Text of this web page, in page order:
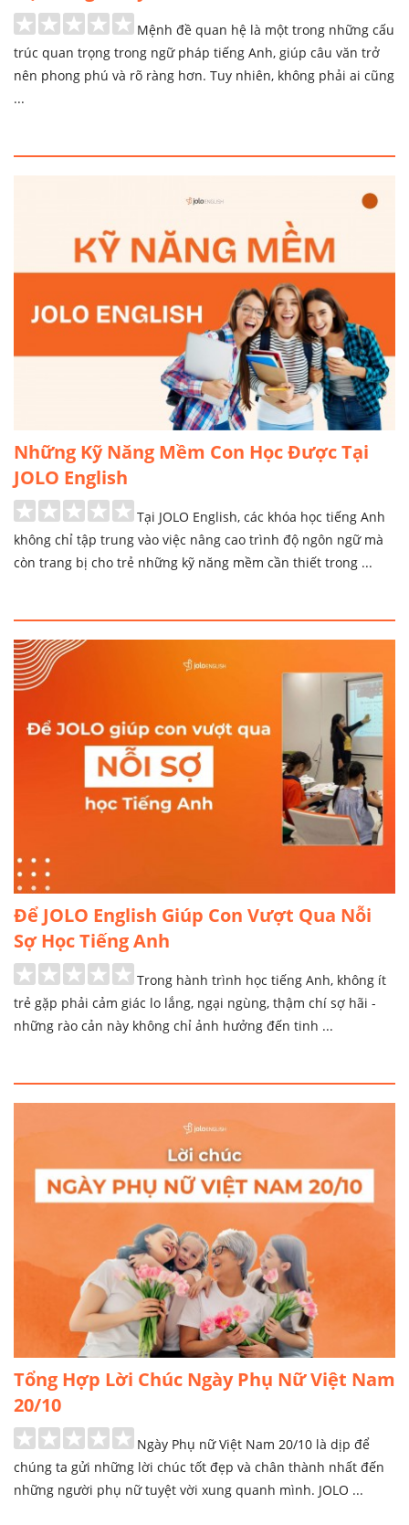
Mệnh đề quan hệ là một trong những cấu
trúc quan trọng trong ngữ pháp tiếng Anh, giúp câu văn trở
nên phong phú và rõ ràng hơn. Tuy nhiên, không phải ai cũng
...
Những Kỹ Năng Mềm Con Học Được Tại
JOLO English
Tại JOLO English, các khóa học tiếng Anh
không chỉ tập trung vào việc nâng cao trình độ ngôn ngữ mà
còn trang bị cho trẻ những kỹ năng mềm cần thiết trong ...
Để JOLO English Giúp Con Vượt Qua Nỗi
Sợ Học Tiếng Anh
Trong hành trình học tiếng Anh, không ít
trẻ gặp phải cảm giác lo lắng, ngại ngùng, thậm chí sợ hãi -
những rào cản này không chỉ ảnh hưởng đến tinh ...
Tổng Hợp Lời Chúc Ngày Phụ Nữ Việt Nam
20/10
Ngày Phụ nữ Việt Nam 20/10 là dịp để
chúng ta gửi những lời chúc tốt đẹp và chân thành nhất đến
những người phụ nữ tuyệt vời xung quanh mình. JOLO ...